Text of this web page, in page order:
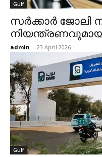
Gulf
സര്‍ക്കാര്‍ ജോലി
admin - 23 April 2026
Gulf